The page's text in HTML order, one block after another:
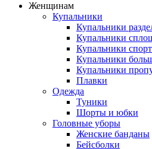
Женщинам
Купальники
Купальники
Купальники
Купальники
Купальники
Купальники
Плавки
Одежда
Туники
Шорты и юбки
Головные уборы
Женские банданы
Бейсболки